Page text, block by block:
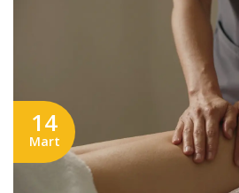
14
Mart